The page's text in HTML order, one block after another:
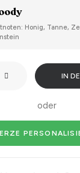
Honig, Tanne,
IN
oder